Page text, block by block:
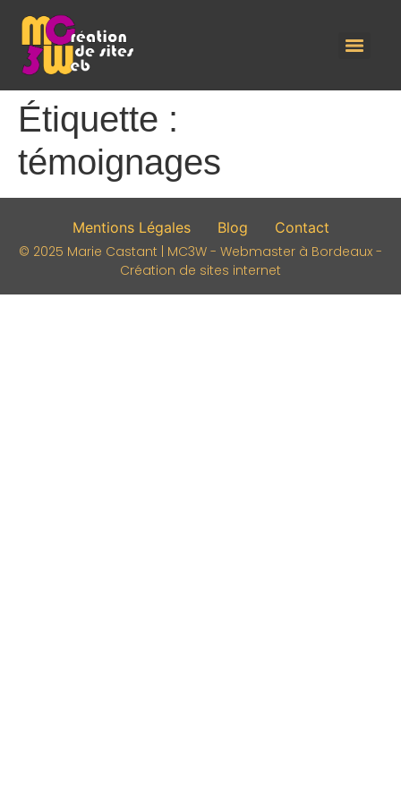
Étiquette :
témoignages
Mentions Légales Blog
Contact
© 2025 Marie Castant | MC3W - Webmaster à Bordeaux -
Création de sites internet